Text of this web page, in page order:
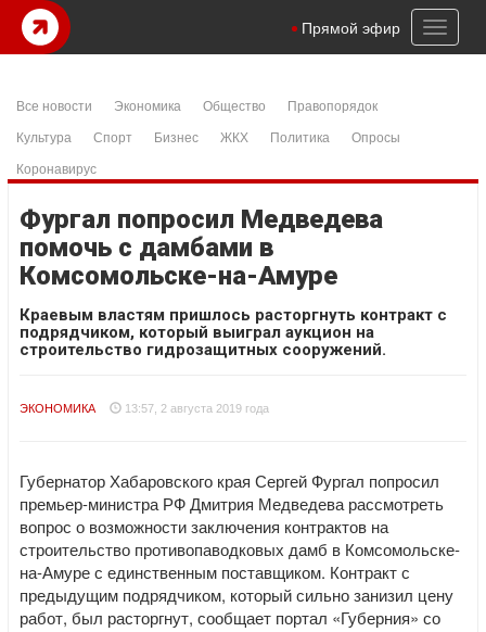
Toggle
Прямой эфир
Все новости Экономика Общество
Правопорядок
Культура
Спорт Бизнес ЖКХ Политика
Опросы
Коронавирус
Фургал попросил Медведева
помочь с дамбами в
Комсомольске-на-Амуре
Краевым властям пришлось расторгнуть контракт с
подрядчиком, который выиграл аукцион на
строительство гидрозащитных сооружений.
ЭКОНОМИКА 13:57, 2 августа 2019 года
Губернатор Хабаровского края Сергей Фургал попросил
премьер-министра РФ Дмитрия Медведева рассмотреть
вопрос о возможности заключения контрактов на
строительство противопаводковых дамб в Комсомольске-
на-Амуре с единственным поставщиком. Контракт с
предыдущим подрядчиком, который сильно занизил цену
работ, был расторгнут, сообщает портал «Губерния» со